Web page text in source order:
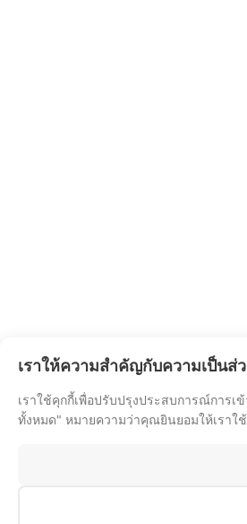
เราให้ความสำคัญกับความเป็น
เราใช้คุกกี้เพื่อปรับปรุงประสบการณ์การ
ทั้งหมด" หมายความว่าคุณยินยอมให้เรา